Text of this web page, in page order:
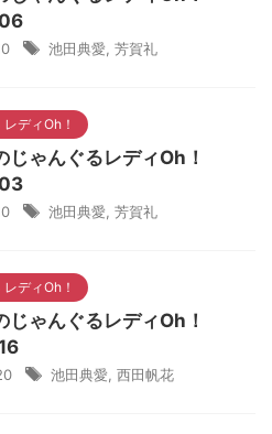
池田典愛 芳賀礼
ディOh！
じゃんぐるレディOh！
池田典愛 芳賀礼
ディOh！
じゃんぐるレディOh！
池田典愛 西田帆花